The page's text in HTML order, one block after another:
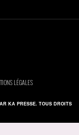
LÉGALES
KA PRESSE. TOUS DROITS